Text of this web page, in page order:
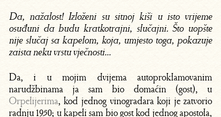
Da, nažalost! Izloženi su sitnoj kiši u isto vrijeme
osuđuni da budu kratkotrajni, slučajni. Što uopšte
nije slučaj sa kapelom, koja, umjesto toga, pokazuje
zaista neku vrstu vječnosti…
Da, i u mojim dvijema autoproklamovanim
narudžbinama ja sam bio domaćin (gost), u
Orpelijerima, kod jednog vinogradara koji je zatvorio
radnju 1950; u kapeli sam bio gost kod jednog apostola,